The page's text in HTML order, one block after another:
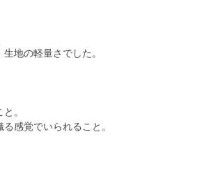
地の軽量さでした。
。
感覚でいられること。